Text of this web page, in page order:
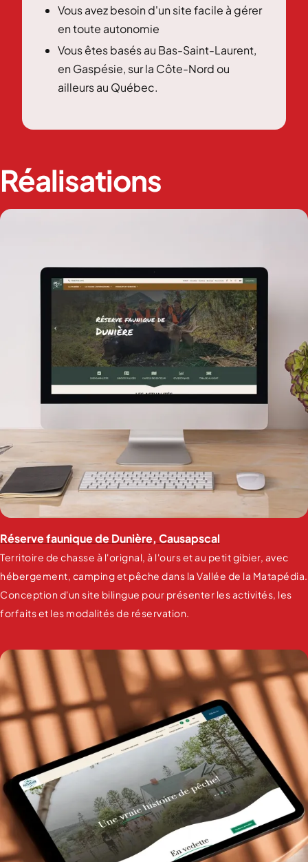
Vous avez besoin d'un site facile à gérer
en toute autonomie
Vous êtes basés au Bas-Saint-Laurent,
en Gaspésie, sur la Côte-Nord ou
ailleurs au Québec.
Réalisations
Réserve faunique de Dunière, Causapscal
Territoire de chasse à l'orignal, à l'ours et au petit gibier, avec
hébergement, camping et pêche dans la Vallée de la Matapédia.
Conception d'un site bilingue pour présenter les activités, les
forfaits et les modalités de réservation.